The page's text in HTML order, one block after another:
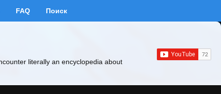
FAQ Поиск
literally an encyclopedia about